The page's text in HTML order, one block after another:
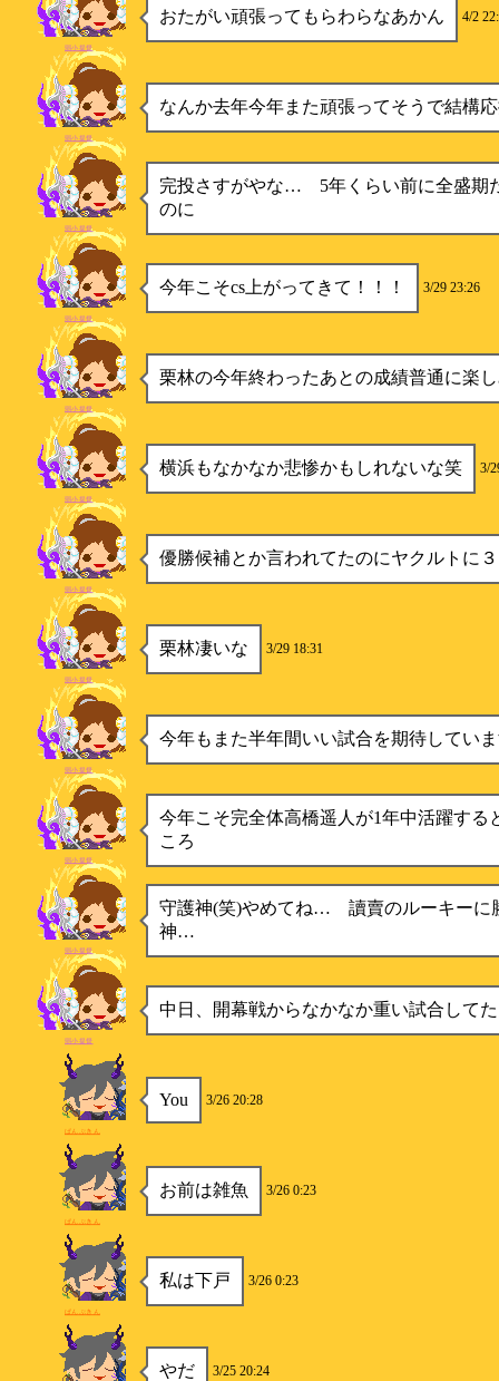
おたがい頑張ってもらわらなあかん 4/2
弱小提督
なんか去年今年また頑張ってそうで結構
弱小提督
完投さすがやな… 5年くらい前に全盛期
のに
弱小提督
今年こそcs上がってきて！！！ 3/29 23:26
弱小提督
栗林の今年終わったあとの成績普通に楽
弱小提督
横浜もなかなか悲惨かもしれないな笑 3/
弱小提督
優勝候補とか言われてたのにヤクルトに
弱小提督
栗林凄いな 3/29 18:31
弱小提督
今年もまた半年間いい試合を期待してい
弱小提督
今年こそ完全体高橋遥人が1年中活躍する
ころ
弱小提督
守護神(笑)やめてね… 讀賣のルーキーに
神…
弱小提督
中日、開幕戦からなかなか重い試合して
弱小提督
You 3/26 20:28
ぱんぷきん
お前は雑魚 3/26 0:23
ぱんぷきん
私は下戸 3/26 0:23
ぱんぷきん
やだ 3/25 20:24